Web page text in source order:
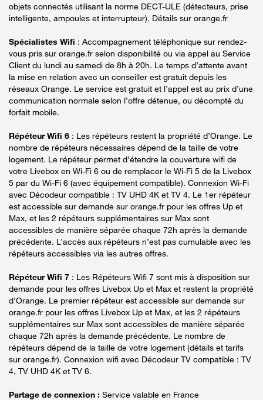
objets connectés utilisant la norme DECT-ULE (détecteurs, prise
intelligente, ampoules et interrupteur). Détails sur orange.fr
Spécialistes Wifi : Accompagnement téléphonique sur rendez-
vous pris sur orange.fr selon disponibilité ou via appel au Service
Client du lundi au samedi de 8h à 20h. Le temps d’attente avant
la mise en relation avec un conseiller est gratuit depuis les
réseaux Orange. Le service est gratuit et l’appel est au prix d’une
communication normale selon l’offre détenue, ou décompté du
forfait mobile.
Répéteur Wifi 6 : Les répéteurs restent la propriété d’Orange. Le
nombre de répéteurs nécessaires dépend de la taille de votre
logement. Le répéteur permet d’étendre la couverture wifi de
votre Livebox en Wi-Fi 6 ou de remplacer le Wi-Fi 5 de la Livebox
5 par du Wi-Fi 6 (avec équipement compatible). Connexion Wi-Fi
avec Décodeur compatible : TV UHD 4K et TV 4. Le 1er répéteur
est accessible sur demande sur orange.fr pour les offres Up et
Max, et les 2 répéteurs supplémentaires sur Max sont
accessibles de manière séparée chaque 72h après la demande
précédente. L’accès aux répéteurs n’est pas cumulable avec les
répéteurs accessibles via les autres offres.
Répéteur Wifi 7 : Les Répéteurs Wifi 7 sont mis à disposition sur
demande pour les offres Livebox Up et Max et restent la propriété
d'Orange. Le premier répéteur est accessible sur demande sur
orange.fr pour les offres Livebox Up et Max, et les 2 répéteurs
supplémentaires sur Max sont accessibles de manière séparée
chaque 72h après la demande précédente. Le nombre de
répéteurs dépend de la taille de votre logement (détails et tarifs
sur orange.fr). Connexion wifi avec Décodeur TV compatible : TV
4, TV UHD 4K et TV 6.
Partage de connexion : Service valable en France